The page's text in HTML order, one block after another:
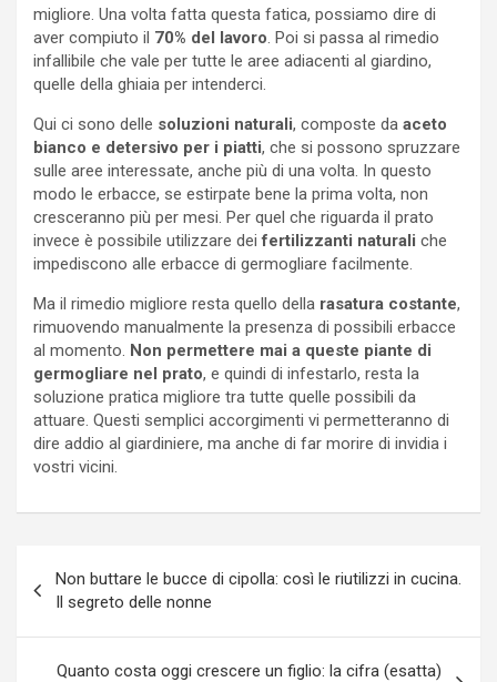
migliore. Una volta fatta questa fatica, possiamo dire di
aver compiuto il 70% del lavoro. Poi si passa al rimedio
infallibile che vale per tutte le aree adiacenti al giardino,
quelle della ghiaia per intenderci.
Qui ci sono delle soluzioni naturali, composte da aceto
bianco e detersivo per i piatti, che si possono spruzzare
sulle aree interessate, anche più di una volta. In questo
modo le erbacce, se estirpate bene la prima volta, non
cresceranno più per mesi. Per quel che riguarda il prato
invece è possibile utilizzare dei fertilizzanti naturali che
impediscono alle erbacce di germogliare facilmente.
Ma il rimedio migliore resta quello della rasatura costante,
rimuovendo manualmente la presenza di possibili erbacce
al momento. Non permettere mai a queste piante di
germogliare nel prato, e quindi di infestarlo, resta la
soluzione pratica migliore tra tutte quelle possibili da
attuare. Questi semplici accorgimenti vi permetteranno di
dire addio al giardiniere, ma anche di far morire di invidia i
vostri vicini.
articoli
Non buttare le bucce di cipolla: così le riutilizzi in cucina.
Il segreto delle nonne
Quanto costa oggi crescere un figlio: la cifra (esatta)